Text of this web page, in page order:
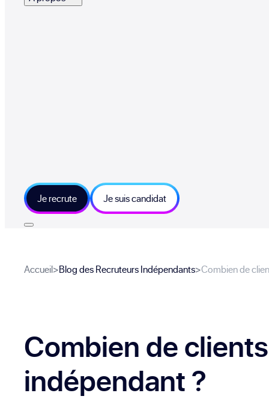
Je recrute Je suis candidat
Accueil>Blog des Recruteurs Indépendants>Combien de
Combien de
indépendant ?